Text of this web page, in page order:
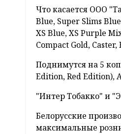
Что касается ООО
Blue, Super Slims
XS Blue, XS Purple
Compact Gold,
Поднимутся на 5
Edition, Red Edition),
"Интер Тобакко" и
Белорусские
максимальные